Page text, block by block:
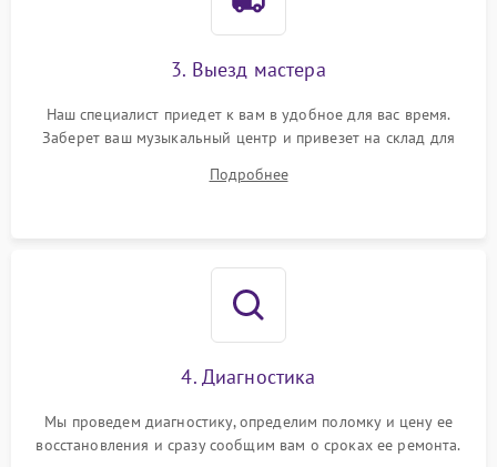
3. Выезд мастера
Наш специалист приедет к вам в удобное для вас время.
Заберет ваш музыкальный центр и привезет на склад для
Подробнее
4. Диагностика
Мы проведем диагностику, определим поломку и цену ее
восстановления и сразу сообщим вам о сроках ее ремонта.